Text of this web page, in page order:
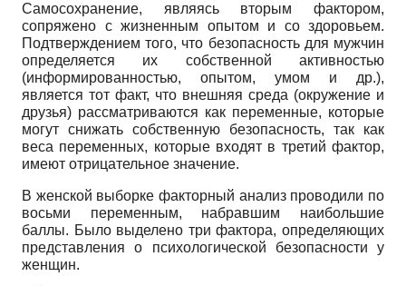
Самосохранение, являясь вторым фактором,
сопряжено с жизненным опытом и со здоровьем.
Подтверждением того, что безопасность для мужчин
определяется их собственной активностью
(информированностью, опытом, умом и др.),
является тот факт, что внешняя среда (окружение и
друзья) рассматриваются как переменные, которые
могут снижать собственную безопасность, так как
веса переменных, которые входят в третий фактор,
имеют отрицательное значение.
В женской выборке факторный анализ проводили по
восьми переменным, набравшим наибольшие
баллы. Было выделено три фактора, определяющих
представления о психологической безопасности у
женщин.